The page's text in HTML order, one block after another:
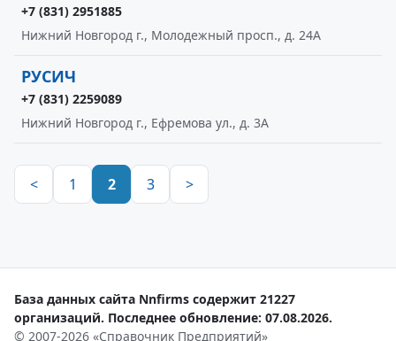
+7 (831) 2951885
Нижний Новгород г., Молодежный просп., д. 24А
РУСИЧ
+7 (831) 2259089
Нижний Новгород г., Ефремова ул., д. 3А
< 1 2 3 >
База данных сайта Nnfirms содержит 21227
организаций. Последнее обновление: 07.08.2026.
© 2007-2026 «Справочник Предприятий»